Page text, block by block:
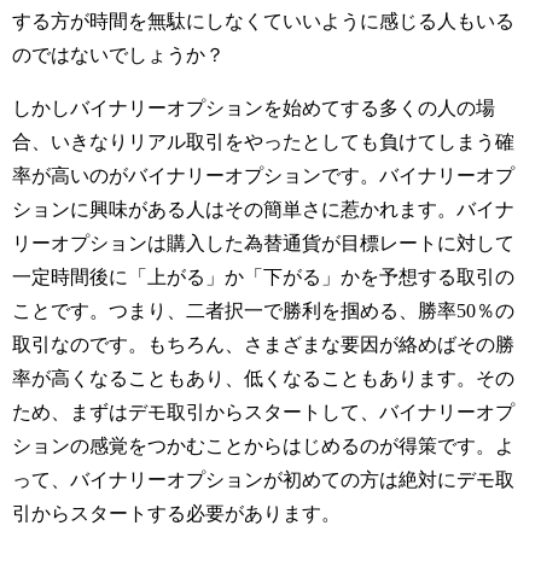
する方が時間を無駄にしなくていいように感じる人もいる
のではないでしょうか？
しかしバイナリーオプションを始めてする多くの人の場
合、いきなりリアル取引をやったとしても負けてしまう確
率が高いのがバイナリーオプションです。バイナリーオプ
ションに興味がある人はその簡単さに惹かれます。バイナ
リーオプションは購入した為替通貨が目標レートに対して
一定時間後に「上がる」か「下がる」かを予想する取引の
ことです。つまり、二者択一で勝利を掴める、勝率50％の
取引なのです。もちろん、さまざまな要因が絡めばその勝
率が高くなることもあり、低くなることもあります。その
ため、まずはデモ取引からスタートして、バイナリーオプ
ションの感覚をつかむことからはじめるのが得策です。よ
って、バイナリーオプションが初めての方は絶対にデモ取
引からスタートする必要があります。